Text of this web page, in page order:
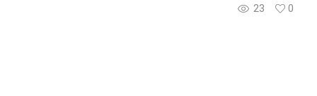
23
0